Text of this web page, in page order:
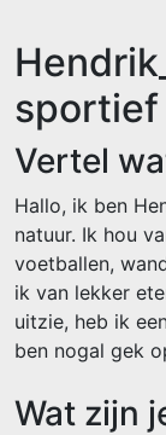
sportief
Vertel
Hallo, ik ben
natuur. Ik hou
voetballen,
ik van lekker
uitzie, heb ik
ben nogal gek
Wat zijn